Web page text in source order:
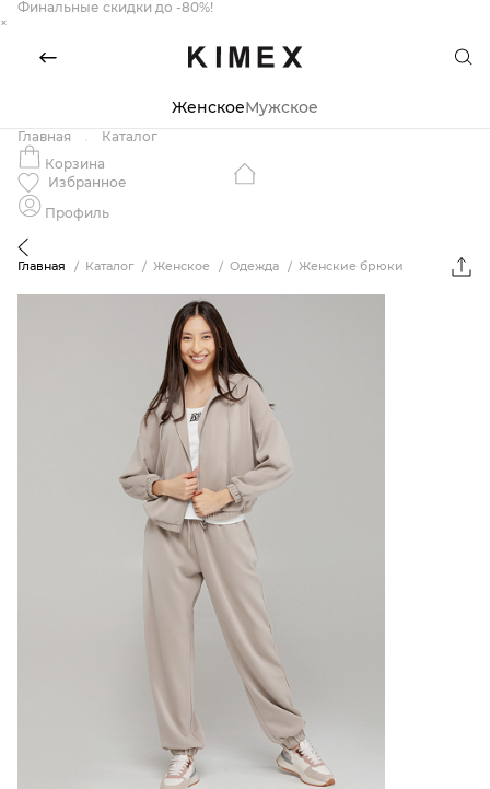
Финальные скидки до -80%!
×
ЖенскоеМужское
Главная
Каталог
Корзина
Избранное
Профиль
Главная Каталог Женское Одежда Женские брюки